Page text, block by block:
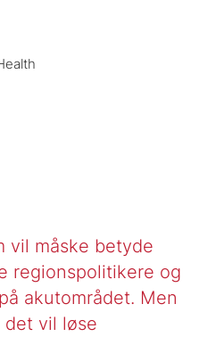
vil måske betyde
regionspolitikere og
akutområdet. Men
vil løse